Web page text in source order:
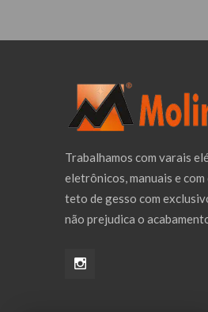
Trabalhamos com varais
eletrônicos, manuais e com
teto de gesso com
não prejudica o